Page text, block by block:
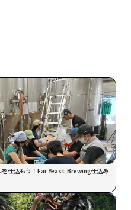
を仕込もう！Far Yeast Brewing仕込み